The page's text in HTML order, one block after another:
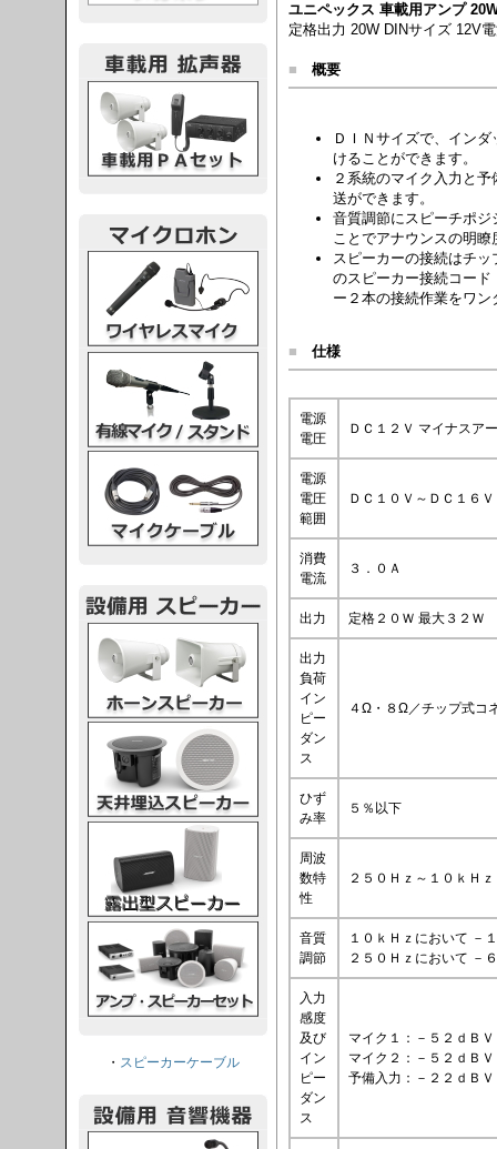
ユニペックス 車載用アンプ
定格出力 20W DINサイズ 12V
■ 概要
ＤＩＮサイズで、イン
けることができます。
２系統のマイク入力と
送ができます。
音質調節にスピーチポ
ことでアナウンスの明
スピーカーの接続はチ
のスピーカー接続コー
ー２本の接続作業をワ
■ 仕様
電源
電圧
ＤＣ１２Ｖ マイナスア
電源
電圧
範囲
ＤＣ１０Ｖ～ＤＣ１６Ｖ
消費
電流
３．０Ａ
出力 定格２０Ｗ 最大３２Ｗ
出力
負荷
イン
ピー
ダン
ス
４Ω・８Ω／チップ式コ
ひず
み率
５％以下
周波
数特
性
２５０Ｈｚ～１０ｋＨ
音質
調節
１０ｋＨｚにおいて －
２５０Ｈｚにおいて －
入力
感度
及び
イン
ピー
ダン
ス
マイク１：－５２ｄＢ
マイク２：－５２ｄＢ
予備入力：－２２ｄＢ
・ スピーカーケーブル